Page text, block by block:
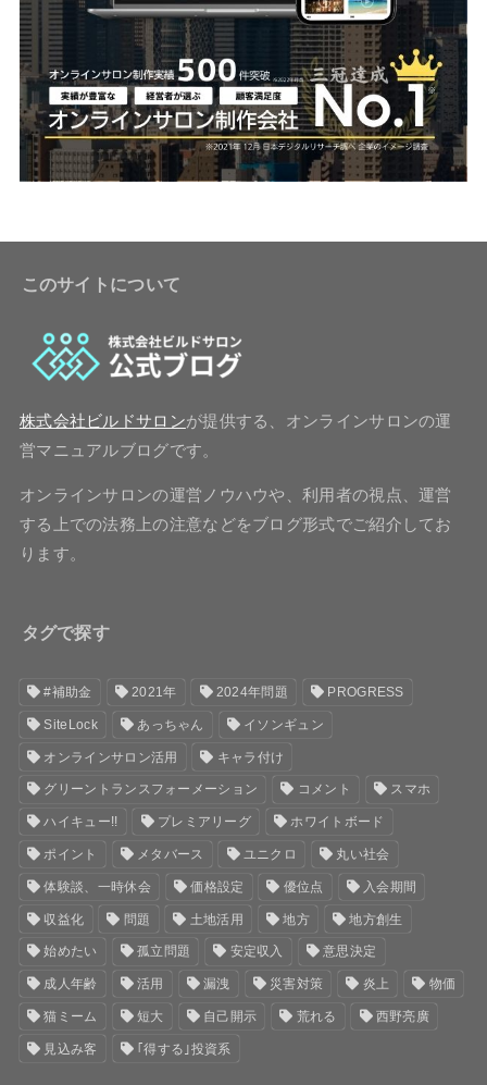
このサイトについて
株式会社ビルドサロンが提供する、オンラインサロンの運
営マニュアルブログです。
オンラインサロンの運営ノウハウや、利用者の視点、運営
する上での法務上の注意などをブログ形式でご紹介してお
ります。
タグで探す
#補助金 2021年 2024年問題 PROGRESS
SiteLock あっちゃん イソンギュン
オンラインサロン活用 キャラ付け
グリーントランスフォーメーション コメント スマホ
ハイキュー!! プレミアリーグ ホワイトボード
ポイント メタバース ユニクロ 丸い社会
体験談、一時休会 価格設定 優位点 入会期間
収益化 問題 土地活用 地方 地方創生
始めたい 孤立問題 安定収入 意思決定
成人年齢 活用 漏洩 災害対策 炎上 物価
猫ミーム 短大 自己開示 荒れる 西野亮廣
見込み客 ｢得する｣投資系